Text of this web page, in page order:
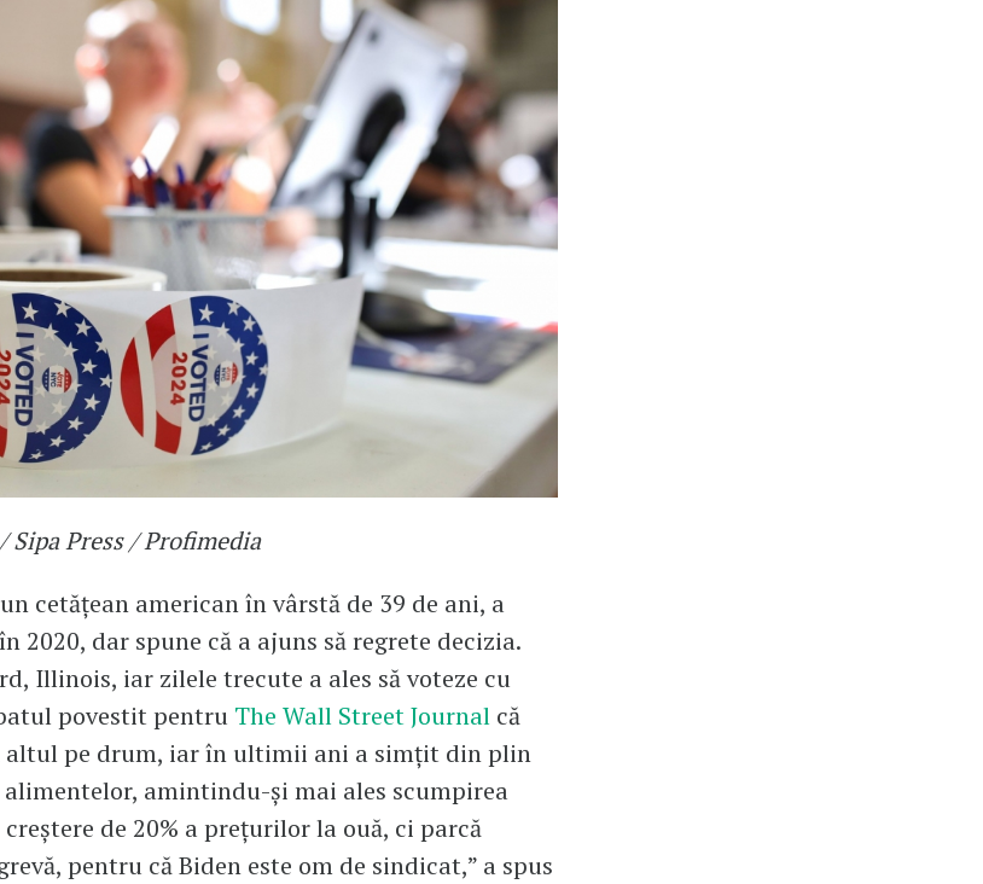
Sipa Press / Profimedia
cetățean american în vârstă de 39 de ani, a
2020, dar spune că a ajuns să regrete decizia.
Illinois, iar zilele trecute a ales să voteze cu
povestit pentru The Wall Street Journal că
altul pe drum, iar în ultimii ani a simțit din plin
amintindu-și mai ales scumpirea
creștere de 20% a prețurilor la ouă, ci parcă
pentru că Biden este om de sindicat,” a spus